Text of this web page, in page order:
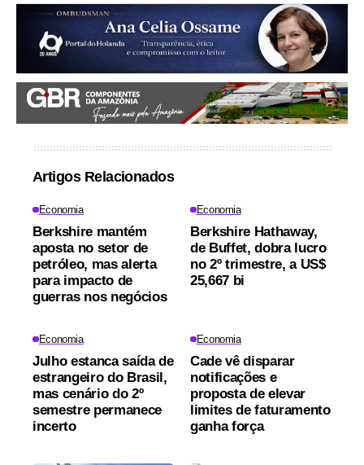
Artigos Relacionados
Economia
Berkshire mantém
aposta no setor de
petróleo, mas alerta
para impacto de
guerras nos negócios
Economia
Berkshire Hathaway,
de Buffet, dobra lucro
no 2º trimestre, a US$
25,667 bi
Economia
Julho estanca saída de
estrangeiro do Brasil,
mas cenário do 2º
semestre permanece
incerto
Economia
Cade vê disparar
notificações e
proposta de elevar
limites de faturamento
ganha força